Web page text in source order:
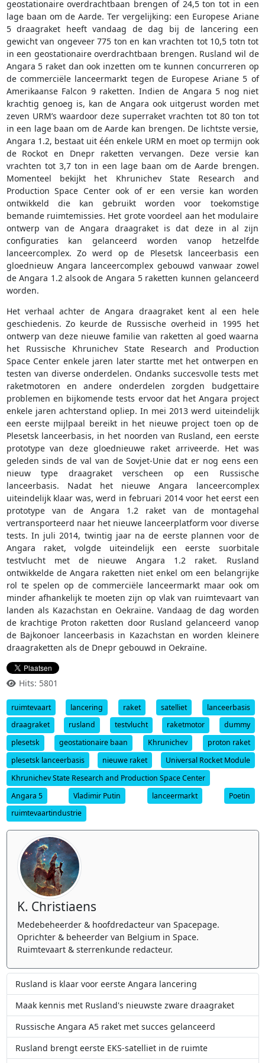
geostationaire overdrachtbaan brengen of 24,5 ton tot in een
lage baan om de Aarde. Ter vergelijking: een Europese Ariane
5 draagraket heeft vandaag de dag bij de lancering een
gewicht van ongeveer 775 ton en kan vrachten tot 10,5 totn tot
in een geostationaire overdrachtbaan brengen. Rusland wil de
Angara 5 raket dan ook inzetten om te kunnen concurreren op
de commerciële lanceermarkt tegen de Europese Ariane 5 of
Amerikaanse Falcon 9 raketten. Indien de Angara 5 nog niet
krachtig genoeg is, kan de Angara ook uitgerust worden met
zeven URM’s waardoor deze superraket vrachten tot 80 ton tot
in een lage baan om de Aarde kan brengen. De lichtste versie,
Angara 1.2, bestaat uit één enkele URM en moet op termijn ook
de Rockot en Dnepr raketten vervangen. Deze versie kan
vrachten tot 3,7 ton in een lage baan om de Aarde brengen.
Momenteel bekijkt het Khrunichev State Research and
Production Space Center ook of er een versie kan worden
ontwikkeld die kan gebruikt worden voor toekomstige
bemande ruimtemissies. Het grote voordeel aan het modulaire
ontwerp van de Angara draagraket is dat deze in al zijn
configuraties kan gelanceerd worden vanop hetzelfde
lanceercomplex. Zo werd op de Plesetsk lanceerbasis een
gloednieuw Angara lanceercomplex gebouwd vanwaar zowel
de Angara 1.2 alsook de Angara 5 raketten kunnen gelanceerd
worden.
Het verhaal achter de Angara draagraket kent al een hele
geschiedenis. Zo keurde de Russische overheid in 1995 het
ontwerp van deze nieuwe familie van raketten al goed waarna
het Russische Khrunichev State Research and Production
Space Center enkele jaren later startte met het ontwerpen en
testen van diverse onderdelen. Ondanks succesvolle tests met
raketmotoren en andere onderdelen zorgden budgettaire
problemen en bijkomende tests ervoor dat het Angara project
enkele jaren achterstand opliep. In mei 2013 werd uiteindelijk
een eerste mijlpaal bereikt in het nieuwe project toen op de
Plesetsk lanceerbasis, in het noorden van Rusland, een eerste
prototype van deze gloednieuwe raket arriveerde. Het was
geleden sinds de val van de Sovjet-Unie dat er nog eens een
nieuw type draagraket verscheen op een Russische
lanceerbasis. Nadat het nieuwe Angara lanceercomplex
uiteindelijk klaar was, werd in februari 2014 voor het eerst een
prototype van de Angara 1.2 raket van de montagehal
vertransporteerd naar het nieuwe lanceerplatform voor diverse
tests. In juli 2014, twintig jaar na de eerste plannen voor de
Angara raket, volgde uiteindelijk een eerste suorbitale
testvlucht met de nieuwe Angara 1.2 raket. Rusland
ontwikkelde de Angara raketten niet enkel om een belangrijke
rol te spelen op de commerciële lanceermarkt maar ook om
minder afhankelijk te moeten zijn op vlak van ruimtevaart van
landen als Kazachstan en Oekraïne. Vandaag de dag worden
de krachtige Proton raketten door Rusland gelanceerd vanop
de Bajkonoer lanceerbasis in Kazachstan en worden kleinere
draagraketten als de Dnepr gebouwd in Oekraïne.
Hits: 5801
ruimtevaart lancering raket satelliet
lanceerbasis
draagraket
rusland testvlucht raketmotor
dummy
plesetsk
geostationaire baan Khrunichev
proton raket
plesetsk lanceerbasis
nieuwe raket
Universal Rocket Module
Khrunichev State Research and Production Space Center
Angara 5
Vladimir Putin lanceermarkt
Poetin
ruimtevaartindustrie
K. Christiaens
Medebeheerder & hoofdredacteur van Spacepage.
Oprichter & beheerder van Belgium in Space.
Ruimtevaart & sterrenkunde redacteur.
Rusland is klaar voor eerste Angara lancering
Maak kennis met Rusland's nieuwste zware draagraket
Russische Angara A5 raket met succes gelanceerd
Rusland brengt eerste EKS-satelliet in de ruimte